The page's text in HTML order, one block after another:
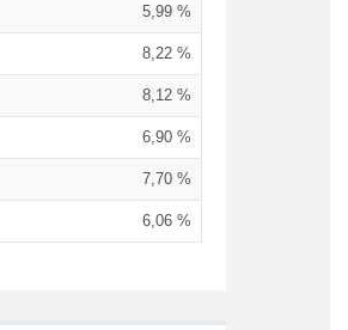
5,99 %
8,22 %
8,12 %
6,90 %
7,70 %
6,06 %